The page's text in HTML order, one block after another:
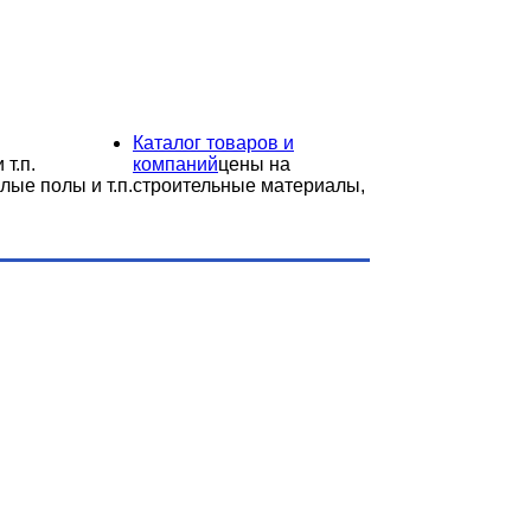
т.п.
полы и т.п.
Каталог товаров и
компанийцены на
строительные материалы,